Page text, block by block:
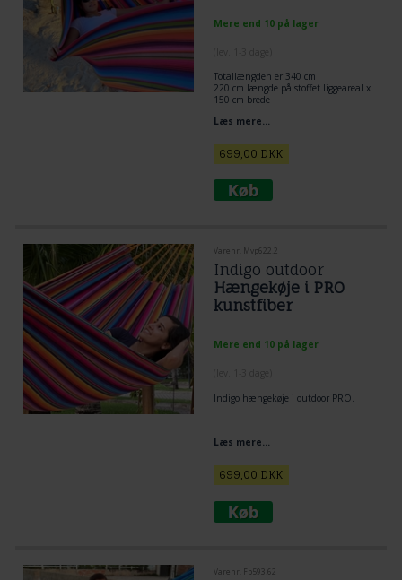
Mere end 10 på lager
Totallængden er 340 cm
220 cm længde på stoffet liggeareal x
150 cm brede
Læs mere...
699,00 DKK
Varenr. Mvp622.2
Indigo outdoor
Hængekøje i PRO
kunstfiber
Mere end 10 på lager
Indigo hængekøje i outdoor PRO.
Læs mere...
699,00 DKK
Varenr. Fp593.62